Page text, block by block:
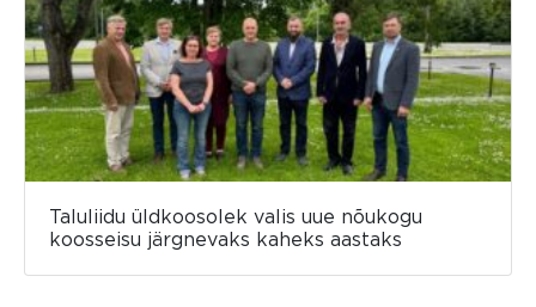
Taluliidu üldkoosolek valis uue nõukogu
koosseisu järgnevaks kaheks aastaks